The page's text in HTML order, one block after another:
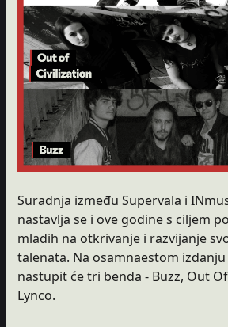
Suradnja između Supervala i
nastavlja se i ove godine s ciljem
mladih na otkrivanje i razvijanje
talenata. Na osamnaestom
nastupit će tri benda - Buzz, Out
Lynco.